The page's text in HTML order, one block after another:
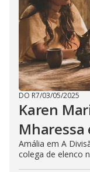
DO R7/03/05/2025
Karen
Mharessa
Amália em A
colega de elenco